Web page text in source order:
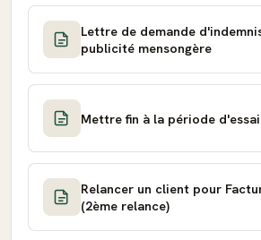
Lettre de demande
publicité mensongère
Mettre fin à la période
Relancer un client pour
(2ème relance)